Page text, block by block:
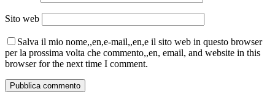
Sito web
Salva il mio nome,,en,e-mail,,en,e il sito web in questo browser
per la prossima volta che commento,,en, email, and website in this
browser for the next time I comment.